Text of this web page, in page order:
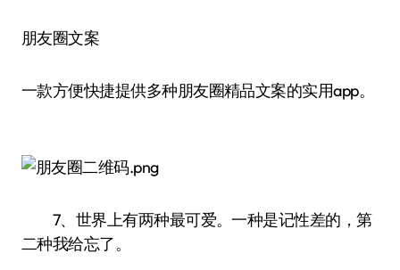
朋友圈文案
一款方便快捷提供多种朋友圈精品文案的实用app。
7、世界上有两种最可爱。一种是记性差的，第
二种我给忘了。